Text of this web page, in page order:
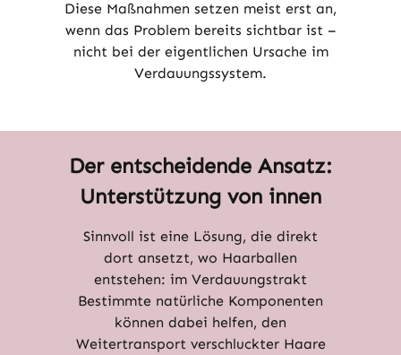
Diese Maßnahmen setzen meist erst an,
wenn das Problem bereits sichtbar ist –
nicht bei der eigentlichen Ursache im
Verdauungssystem.
Der entscheidende Ansatz:
Unterstützung von innen
Sinnvoll ist eine Lösung, die direkt
dort ansetzt, wo Haarballen
entstehen: im Verdauungstrakt
Bestimmte natürliche Komponenten
können dabei helfen, den
Weitertransport verschluckter Haare